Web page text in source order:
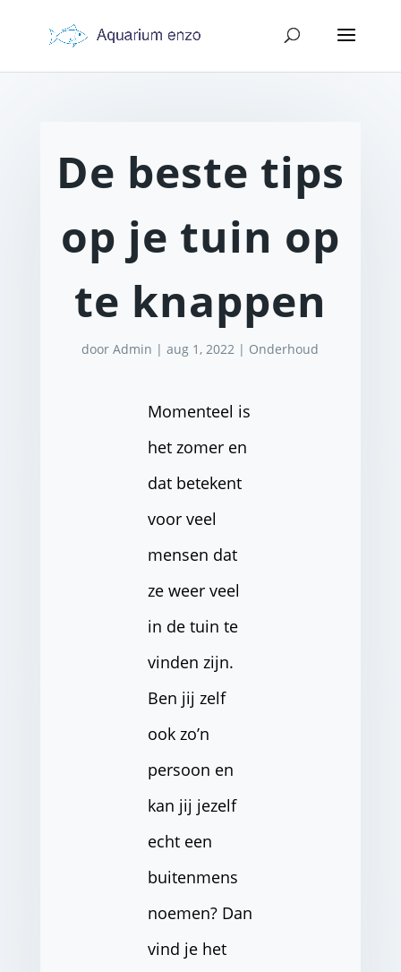
De beste tips
op je tuin op
te knappen
doorAdmin |aug 1, 2022 | Onderhoud
Momenteel is
het zomer en
dat betekent
voor veel
mensen dat
ze weer veel
in de tuin te
vinden zijn.
Ben jij zelf
ook zo’n
persoon en
kan jij jezelf
echt een
buitenmens
noemen? Dan
vind je het